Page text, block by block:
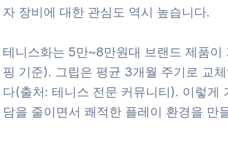
자 장비에 대한 관심도 역시 높습니다.
테니스화는 5만~8만원대 브랜드 제품
핑 기준). 그립은 평균 3개월 주기로 교
다(출처: 테니스 전문 커뮤니티). 이렇게
담을 줄이면서 쾌적한 플레이 환경을 만